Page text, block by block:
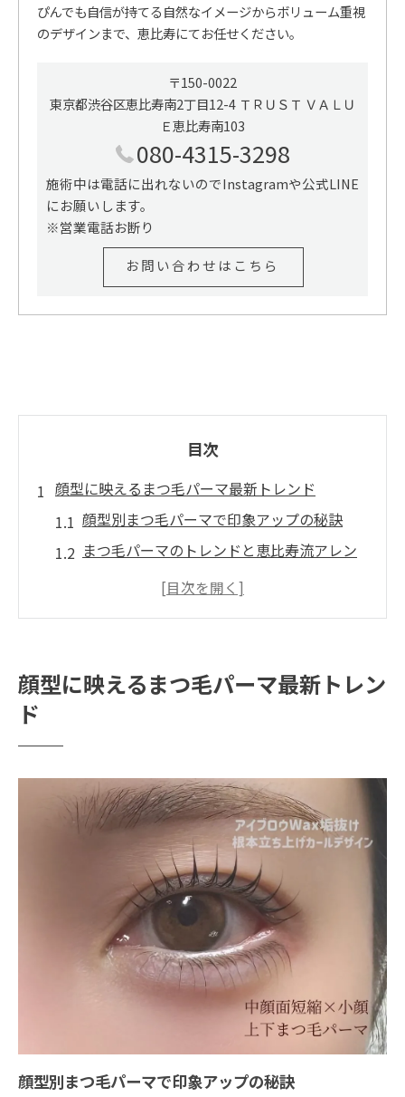
ぴんでも自信が持てる自然なイメージからボリューム重視
のデザインまで、恵比寿にてお任せください。
〒150-0022
東京都渋谷区恵比寿南2丁目12-4 ＴＲＵＳＴ ＶＡＬＵ
Ｅ恵比寿南103
080-4315-3298
施術中は電話に出れないのでInstagramや公式LINE
にお願いします。
※営業電話お断り
お問い合わせはこちら
目次
顔型に映えるまつ毛パーマ最新トレンド
顔型別まつ毛パーマで印象アップの秘訣
まつ毛パーマのトレンドと恵比寿流アレン
まつ毛パーマで叶う自然な目元美人の秘密
法
顔型に合わせたまつ毛パーマの選び方ポイ
恵比寿まつ毛パーマで自然美を引き出すコ
人気のまつ毛パーマ施術で印象チェンジを
体験
まつ毛パーマの自然な仕上がりを長持ちさ
顔型に最適なまつ毛パーマの見つけ方とは
顔型に映えるまつ毛パーマ最新トレン
ド
顔型別まつ毛パーマで印象アップの秘訣